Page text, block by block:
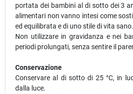
portata dei bambini al di sotto dei 3
alimentari non vanno intesi come
ed equilibrata e di uno stile di vita sano.
Non utilizzare in gravidanza e nei
periodi prolungati, senza sentire il
Conservazione
Conservare al di sotto di 25 °C, in
dalla luce.